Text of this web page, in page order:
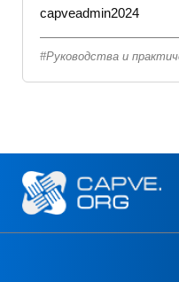
capveadmin2024
Руководства и